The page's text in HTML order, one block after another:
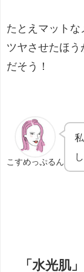
たとえマット
ツヤさせたほ
だそう！
こすめっぷるん
「水光肌